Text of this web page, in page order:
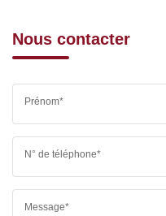
Nous contacter
Prénom*
N° de téléphone*
Message*